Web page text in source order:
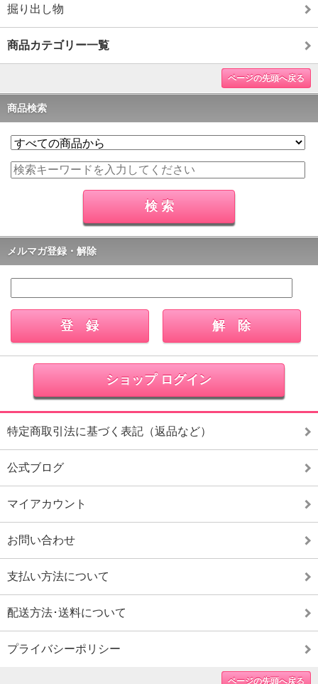
掘り出し物
商品カテゴリー一覧
ページの先頭へ戻る
商品検索
メルマガ登録・解除
ショップ ログイン
特定商取引法に基づく表記（返品など）
公式ブログ
マイアカウント
お問い合わせ
支払い方法について
配送方法･送料について
プライバシーポリシー
ページの先頭へ戻る